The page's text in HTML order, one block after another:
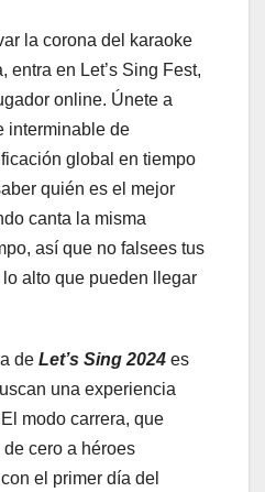
la corona del karaoke
entra en Let’s Sing Fest,
online. Únete a
interminable de
global en tiempo
quién es el mejor
canta la misma
así que no falsees tus
alto que pueden llegar
de Let’s Sing 2024 es
una experiencia
modo carrera, que
cero a héroes
el primer día del